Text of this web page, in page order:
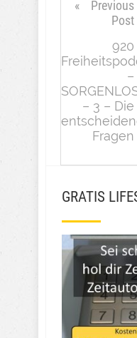
Previous
Post
920
–
– 3 – Die
Fragen
GRATIS